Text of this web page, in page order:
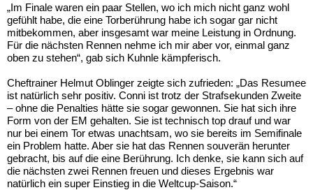
„Im Finale waren ein paar Stellen, wo ich mich nicht ganz wohl
gefühlt habe, die eine Torberührung habe ich sogar gar nicht
mitbekommen, aber insgesamt war meine Leistung in Ordnung.
Für die nächsten Rennen nehme ich mir aber vor, einmal ganz
oben zu stehen“, gab sich Kuhnle kämpferisch.
Cheftrainer Helmut Oblinger zeigte sich zufrieden: „Das Resumee
ist natürlich sehr positiv. Conni ist trotz der Strafsekunden Zweite
– ohne die Penalties hätte sie sogar gewonnen. Sie hat sich ihre
Form von der EM gehalten. Sie ist technisch top drauf und war
nur bei einem Tor etwas unachtsam, wo sie bereits im Semifinale
ein Problem hatte. Aber sie hat das Rennen souverän herunter
gebracht, bis auf die eine Berührung. Ich denke, sie kann sich auf
die nächsten zwei Rennen freuen und dieses Ergebnis war
natürlich ein super Einstieg in die Weltcup-Saison.“